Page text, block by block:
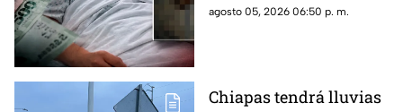
investigación científica volvió
agosto 05, 2026 06:50 p. m.
Chiapas tendrá lluvias